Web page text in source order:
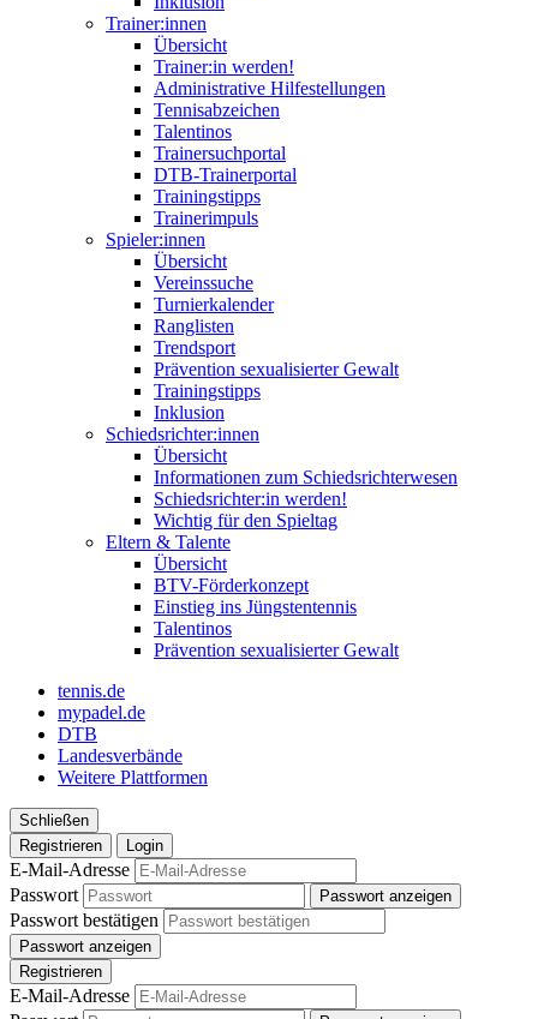
Trainer:innen
Übersicht
Trainer:in werden!
Administrative Hilfestellungen
Tennisabzeichen
Talentinos
Trainersuchportal
DTB-Trainerportal
Trainingstipps
Trainerimpuls
Spieler:innen
Übersicht
Vereinssuche
Turnierkalender
Ranglisten
Trendsport
Prävention sexualisierter Gewalt
Trainingstipps
Inklusion
Schiedsrichter:innen
Übersicht
Informationen zum Schiedsrichterwesen
Schiedsrichter:in werden!
Wichtig für den Spieltag
Eltern & Talente
Übersicht
BTV-Förderkonzept
Einstieg ins Jüngstentennis
Talentinos
Prävention sexualisierter Gewalt
tennis.de
mypadel.de
DTB
Landesverbände
Weitere Plattformen
Schließen
Registrieren
Login
E-Mail-Adresse
Passwort
Passwort anzeigen
Passwort bestätigen
Passwort anzeigen
Registrieren
E-Mail-Adresse